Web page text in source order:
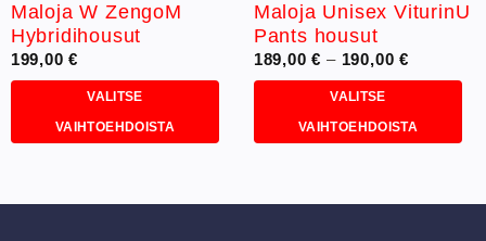
Maloja W ZengoM
Hybridihousut
199,00€
VALITSE
VAIHTOEHDOISTA
on
Maloja Unisex ViturinU
Pants housut
189,00€ – 190,00€
VALITSE
VAIHTOEHDOISTA
on